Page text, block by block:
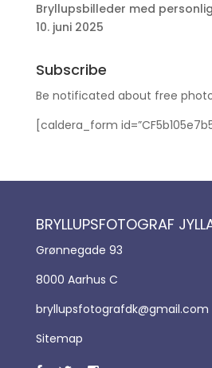
Bryllupsbilleder med
10. juni 2025
Subscribe
Be notificated about free
[caldera_form
BRYLLUPSFOTOGRAF
Grønnegade 93
8000 Aarhus C
bryllupsfotografdk@gmail.com
Sitemap